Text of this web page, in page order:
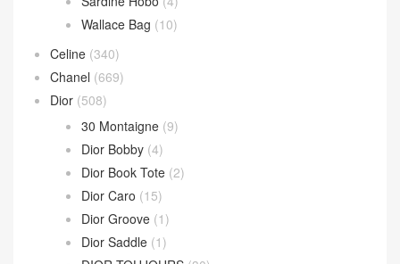
Andiamo (30)
Andiamo 手拿包(2)
Hop 斜挎包
Jodie 手提包
Loop 斜挎包
Parachute Bag(10)
Sardine Hobo(4)
Wallace Bag(10)
Celine(340)
Chanel(669)
Dior
(508)